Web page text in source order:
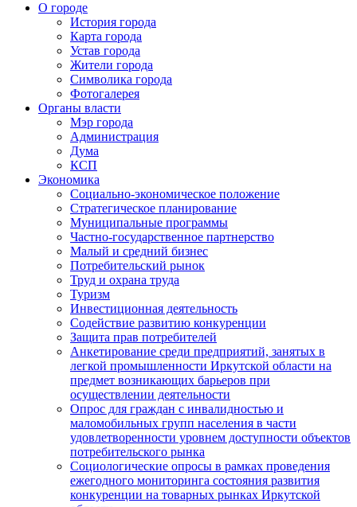
О городе
История города
Карта города
Устав города
Жители города
Символика города
Фотогалерея
Органы власти
Мэр города
Администрация
Дума
КСП
Экономика
Социально-экономическое положение
Стратегическое планирование
Муниципальные программы
Частно-государственное партнерство
Малый и средний бизнес
Потребительский рынок
Труд и охрана труда
Туризм
Инвестиционная деятельность
Содействие развитию конкуренции
Защита прав потребителей
Анкетирование среди предприятий, занятых в
легкой промышленности Иркутской области на
предмет возникающих барьеров при
осуществлении деятельности
Опрос для граждан с инвалидностью и
маломобильных групп населения в части
удовлетворенности уровнем доступности объектов
потребительского рынка
Социологические опросы в рамках проведения
ежегодного мониторинга состояния развития
конкуренции на товарных рынках Иркутской